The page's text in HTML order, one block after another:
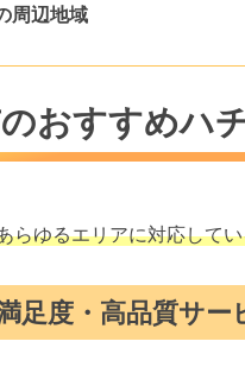
周辺地域
おすすめハ
らゆるエリアに対応して
足度・高品質サー